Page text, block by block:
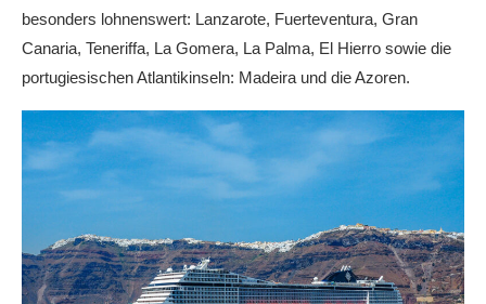
besonders lohnenswert: Lanzarote, Fuerteventura, Gran
Canaria, Teneriffa, La Gomera, La Palma, El Hierro sowie die
portugiesischen Atlantikinseln: Madeira und die Azoren.